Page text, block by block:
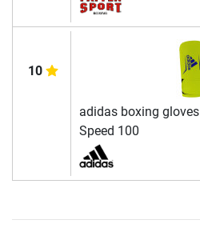
10
adidas boxing gloves
Speed 100